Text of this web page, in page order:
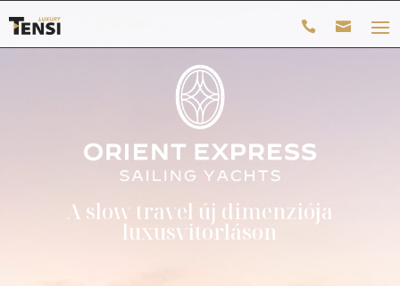
A slow travel új dimenziója
luxusvitorláson